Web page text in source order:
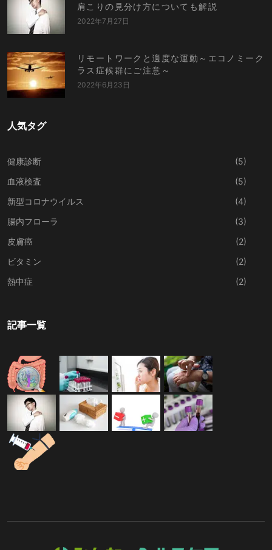
肩こりの見分け方についても解説
2022年7月27日
リモートワークと適度な運動～エコノミーク
ラス症候群にご注意～
2022年6月23日
人気タグ
健康診断
(5)
血液検査
(5)
新型コロナウイルス
(4)
腸内フローラ
(3)
皮膚癌
(2)
ビタミン
(2)
熱中症
(2)
記事一覧